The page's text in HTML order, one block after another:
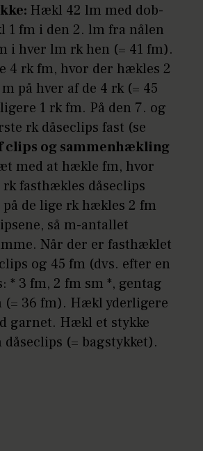
Hækl 42 lm med dob-
1 fm i den 2. lm fra nålen
i hver lm rk hen (= 41 fm).
4 rk fm, hvor der hækles 2
på hver af de 4 rk (= 45
1 rk fm. På den 7. og
rk dåseclips fast (se
clips og sammenhækling
med at hækle fm, hvor
fasthækles dåseclips
de lige rk hækles 2 fm
så m-antallet
Når der er fasthæklet
og 45 fm (dvs. efter en
* 3 fm, 2 fm sm *, gentag
(= 36 fm). Hækl yderligere
garnet. Hækl et stykke
(= bagstykket).